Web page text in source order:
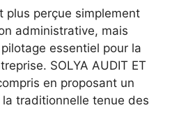
plus perçue simplement
administrative, mais
essentiel pour la
SOLYA AUDIT ET
en proposant un
traditionnelle tenue des